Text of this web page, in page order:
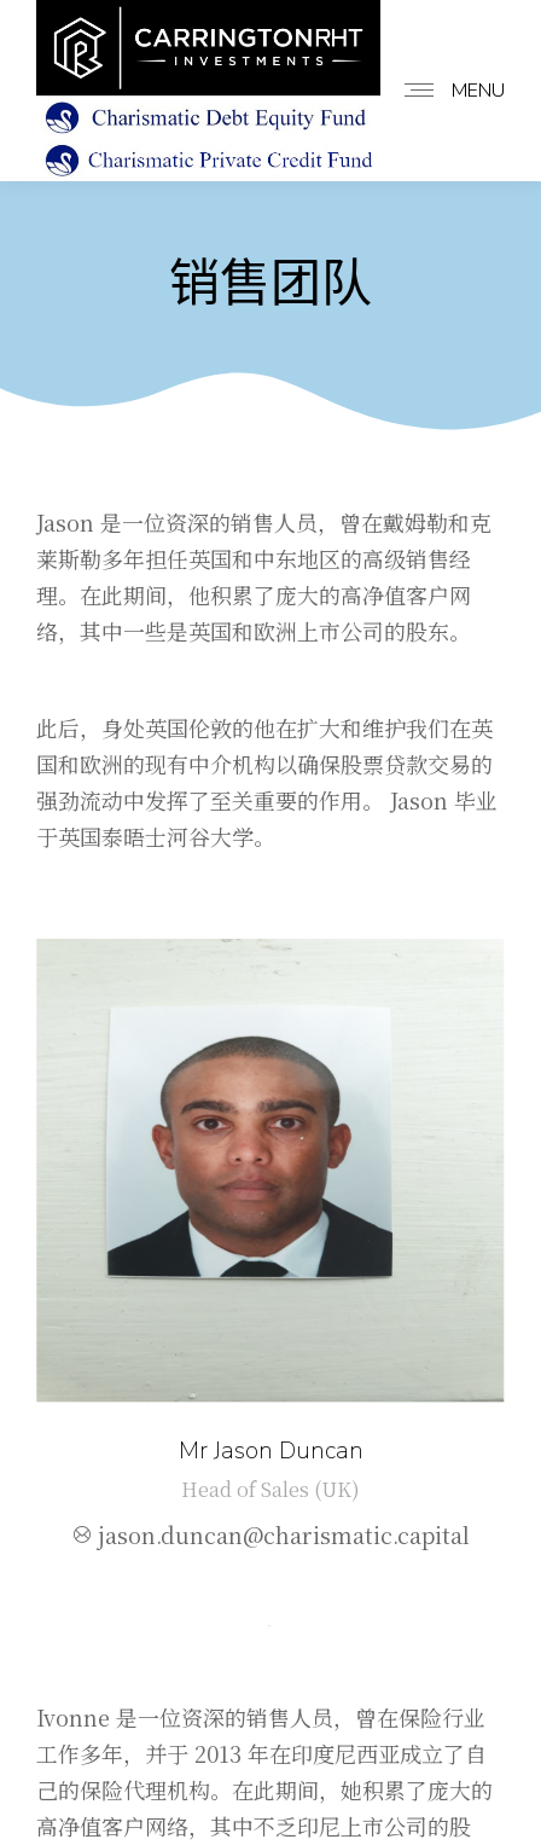
MENU
销售团队
Mr Jason Duncan
Head of Sales (UK)
jason.duncan@charismatic.capital
Jason 是一位资深的销售人员，曾在戴姆勒和克
莱斯勒多年担任英国和中东地区的高级销售经
理。在此期间，他积累了庞大的高净值客户网
络，其中一些是英国和欧洲上市公司的股东。
此后，身处英国伦敦的他在扩大和维护我们在英
国和欧洲的现有中介机构以确保股票贷款交易的
强劲流动中发挥了至关重要的作用。 Jason 毕业
于英国泰晤士河谷大学。
Ivonne 是一位资深的销售人员，曾在保险行业
工作多年，并于 2013 年在印度尼西亚成立了自
己的保险代理机构。在此期间，她积累了庞大的
高净值客户网络，其中不乏印尼上市公司的股